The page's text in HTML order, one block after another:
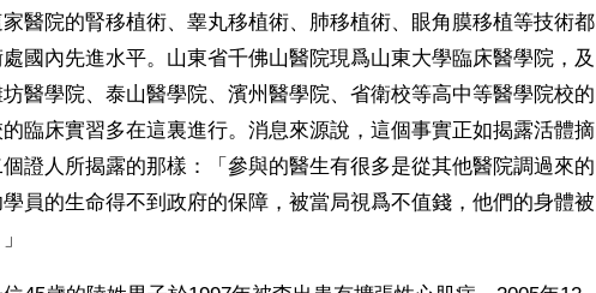
醫院的腎移植術、睾丸移植術、肺移植術、眼角膜移植等技術都
國內先進水平。山東省千佛山醫院現爲山東大學臨床醫學院，及
醫學院、泰山醫學院、濱州醫學院、省衛校等高中等醫學院校的
臨床實習多在這裏進行。消息來源說，這個事實正如揭露活體摘
證人所揭露的那樣：「參與的醫生有很多是從其他醫院調過來的
員的生命得不到政府的保障，被當局視爲不值錢，他們的身體被